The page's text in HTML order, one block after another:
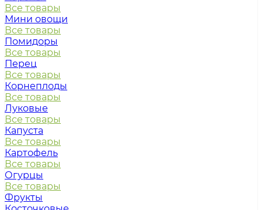
Все товары
Мини овощи
Все товары
Помидоры
Все товары
Перец
Все товары
Корнеплоды
Все товары
Луковые
Все товары
Капуста
Все товары
Картофель
Все товары
Огурцы
Все товары
Фрукты